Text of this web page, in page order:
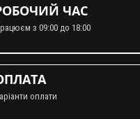
ЧАС
з 09:00 до 18:00
оплати